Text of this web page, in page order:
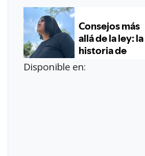
Disponible en: